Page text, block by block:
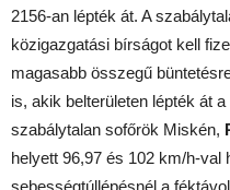
2156-an lépték át. A
közigazgatási bírságot kell
magasabb összegű
is, akik belterületen lépték át
szabálytalan sofőrök Miskén,
helyett 96,97 és 102 km/h-val
sebességtúllépésnél a